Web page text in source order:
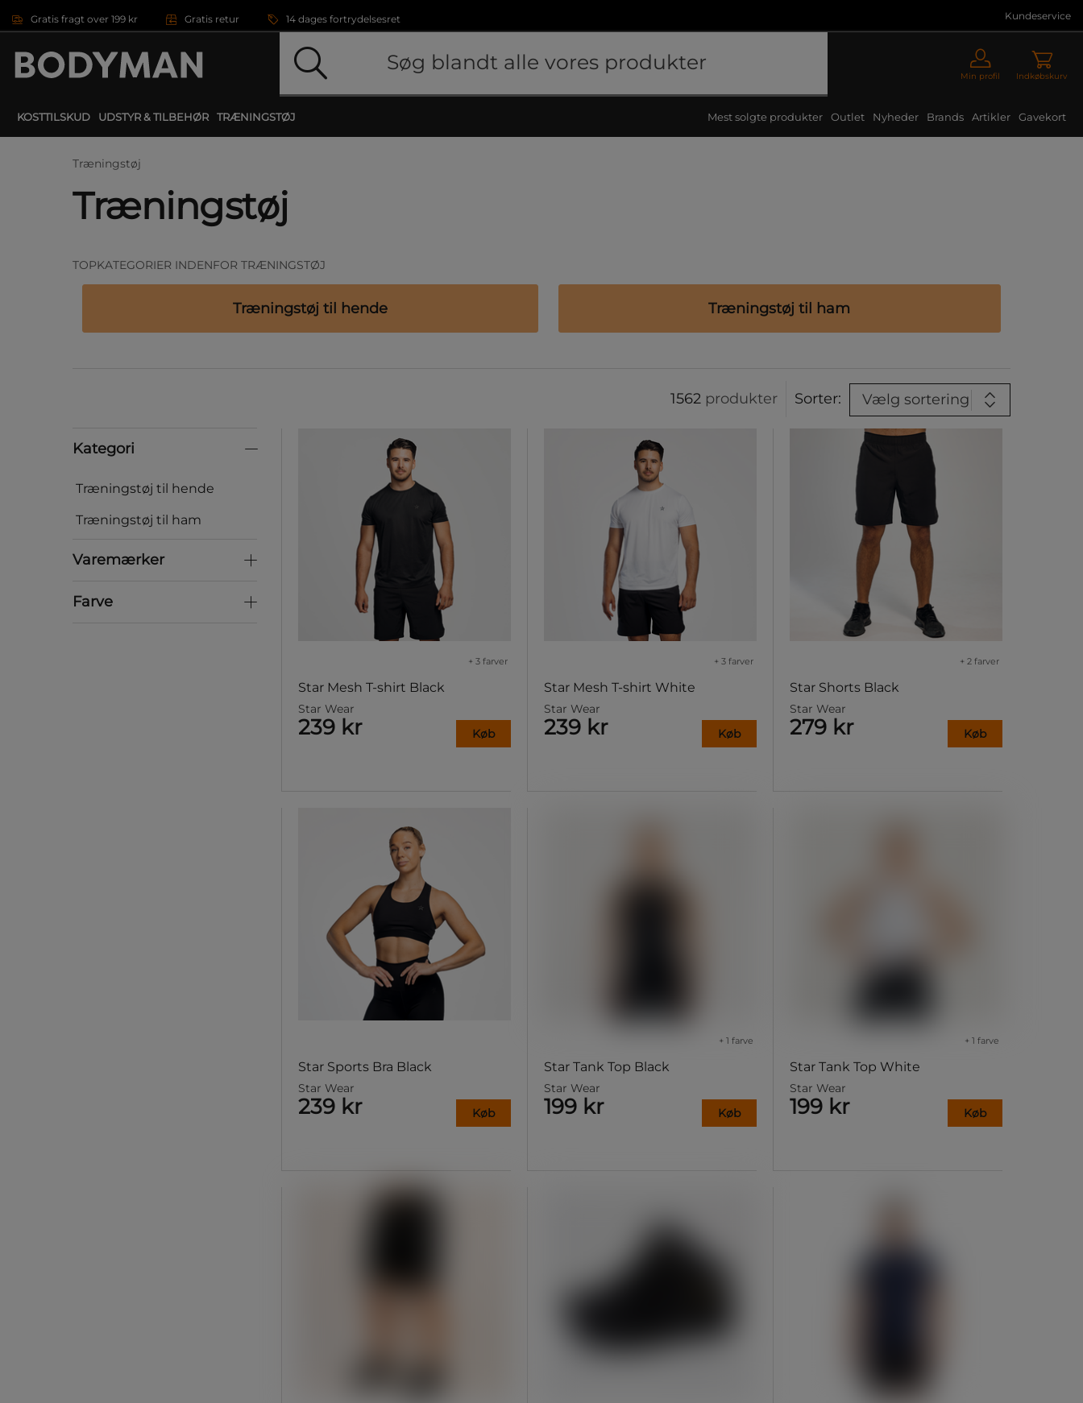
Gratis fragt over 199 kr Gratis retur 14 dages fortrydelsesret Kundeservice
Min profil Indkøbskurv
KOSTTILSKUD UDSTYR & TILBEHØR TRÆNINGSTØJ Mest solgte produkter Outlet Nyheder Brands Artikler Gavekort
Træningstøj
Træningstøj
TOPKATEGORIER INDENFOR TRÆNINGSTØJ
Træningstøj til hende Træningstøj til ham
1562 produkter Sorter: Vælg sortering
Kategori
Træningstøj til hende
Træningstøj til ham
VaremærkerVaremærker
FarveFarve
Star Mesh T-shirt Black
+ 3 farver
Star Wear
239 kr Køb
Star Mesh T-shirt White
+ 3 farver
Star Wear
239 kr Køb
Star Shorts Black
+ 2 farver
Star Wear
279 kr Køb
Star Sports Bra Black
Star Wear
239 kr Køb
Star Tank Top Black
+ 1 farve
Star Wear
199 kr Køb
Star Tank Top White
+ 1 farve
Star Wear
199 kr Køb